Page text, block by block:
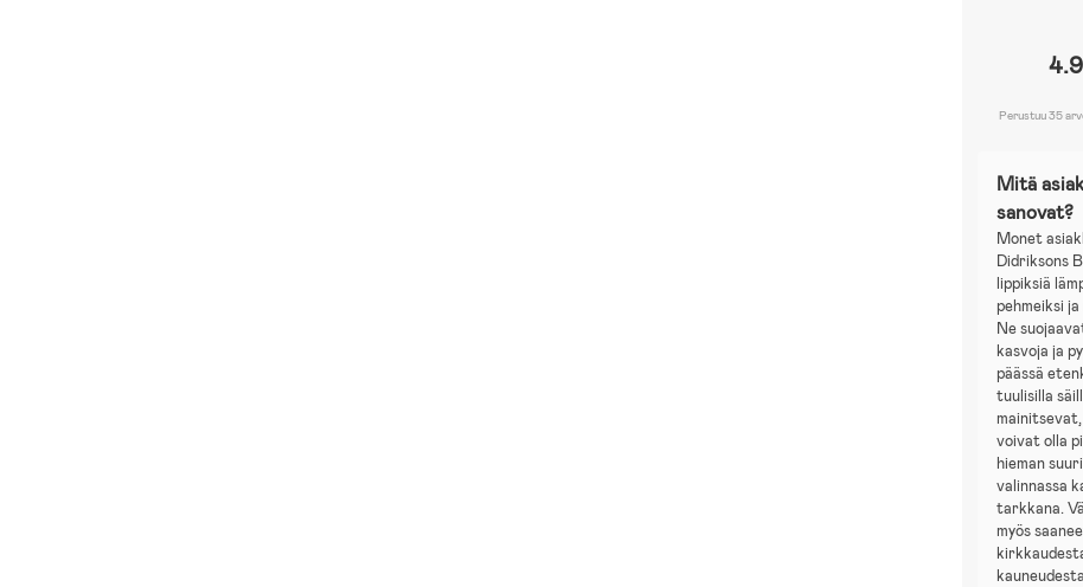
4.9
Perustuu 35
Mitä
sanovat?
Monet
Didriksons
lippiksiä
pehmeiksi
Ne
kasvoja ja
päässä
tuulisilla
voivat olla
hieman
valinnassa
tarkkana.
myös